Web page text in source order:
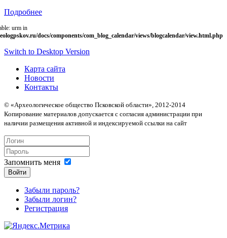
Подробнее
urm in
docs/components/com_blog_calendar/views/blogcalendar/view.html.php
Switch to Desktop Version
Карта сайта
Новости
Контакты
© «Археологическое общество Псковской области», 2012-2014
Копирование материалов допускается с согласия администрации при
наличии размещения активной и индексируемой ссылки на сайт
Запомнить меня
Войти
Забыли пароль?
Забыли логин?
Регистрация